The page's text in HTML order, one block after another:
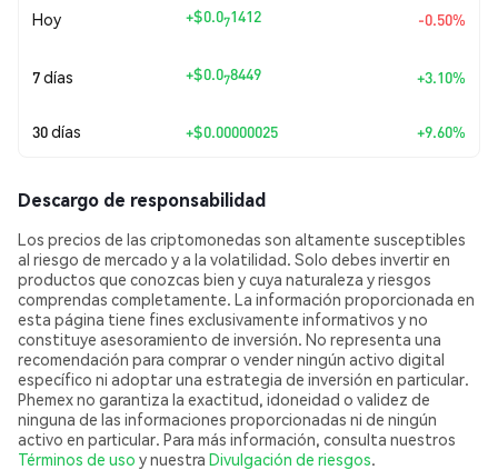
Hoy +$0.071412 -0.50%
7 días +$0.078449 +3.10%
30 días +$0.00000025 +9.60%
Descargo de responsabilidad
Los precios de las criptomonedas son altamente susceptibles
al riesgo de mercado y a la volatilidad. Solo debes invertir en
productos que conozcas bien y cuya naturaleza y riesgos
comprendas completamente. La información proporcionada en
esta página tiene fines exclusivamente informativos y no
constituye asesoramiento de inversión. No representa una
recomendación para comprar o vender ningún activo digital
específico ni adoptar una estrategia de inversión en particular.
Phemex no garantiza la exactitud, idoneidad o validez de
ninguna de las informaciones proporcionadas ni de ningún
activo en particular. Para más información, consulta nuestros
Términos de uso y nuestra Divulgación de riesgos.